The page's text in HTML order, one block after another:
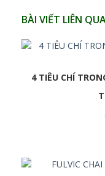
BÀI VIẾT LIÊN
4 TIÊU CHÍ